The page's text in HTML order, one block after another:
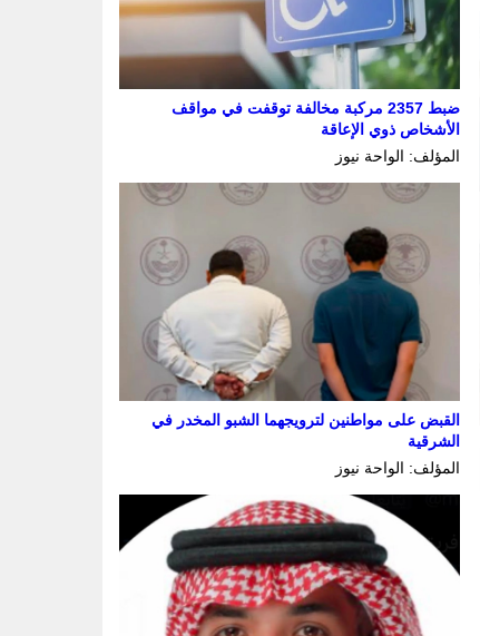
ضبط 2357 مركبة مخالفة توقفت في مواقف
الأشخاص ذوي الإعاقة
المؤلف: الواحة نيوز
القبض على مواطنين لترويجهما الشبو المخدر في
الشرقية
المؤلف: الواحة نيوز